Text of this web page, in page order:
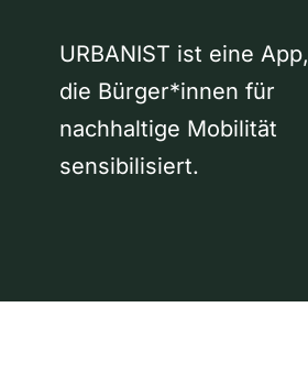
URBANIST ist eine App,
die Bürger*innen für
nachhaltige Mobilität
sensibilisiert.